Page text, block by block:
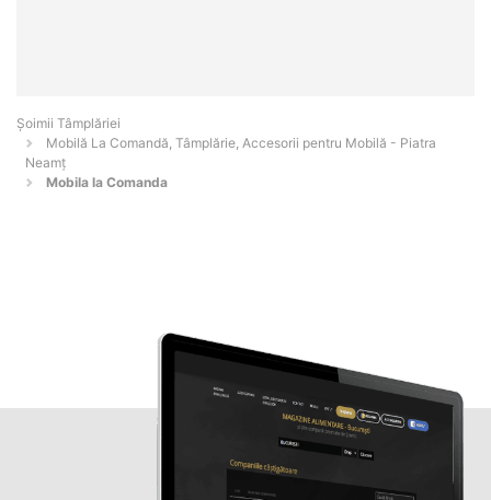
Șoimii Tâmplăriei
Mobilă La Comandă, Tâmplărie, Accesorii pentru Mobilă - Piatra
Neamţ
Mobila la Comanda